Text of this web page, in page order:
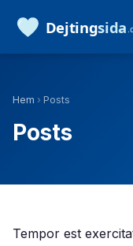
Hem › Posts
Posts
Tempor est